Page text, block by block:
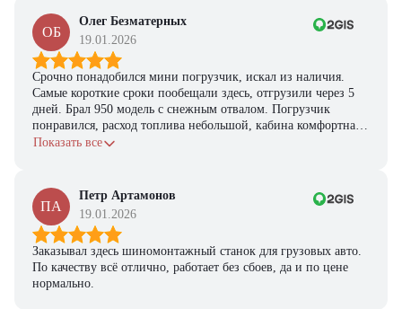
ОБ
Олег Безматерных
19.01.2026
Срочно понадобился мини погрузчик, искал из наличия.
Самые короткие сроки пообещали здесь, отгрузили через 5
дней. Брал 950 модель с снежным отвалом. Погрузчик
понравился, расход топлива небольшой, кабина комфортная,
с задачами справляется.
Показать все
ПА
Петр Артамонов
19.01.2026
Заказывал здесь шиномонтажный станок для грузовых авто.
По качеству всё отлично, работает без сбоев, да и по цене
нормально.
Получите выгодное
предложение на спецтехнику
из наличия!
Ответьте на несколько вопросов — мы предоставим
персональную подборку моделей и лучшие условия